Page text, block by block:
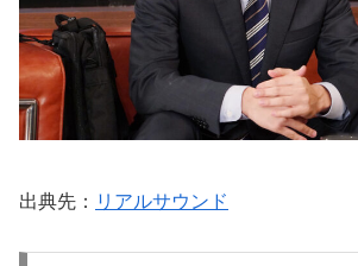
出典先： リアルサウンド